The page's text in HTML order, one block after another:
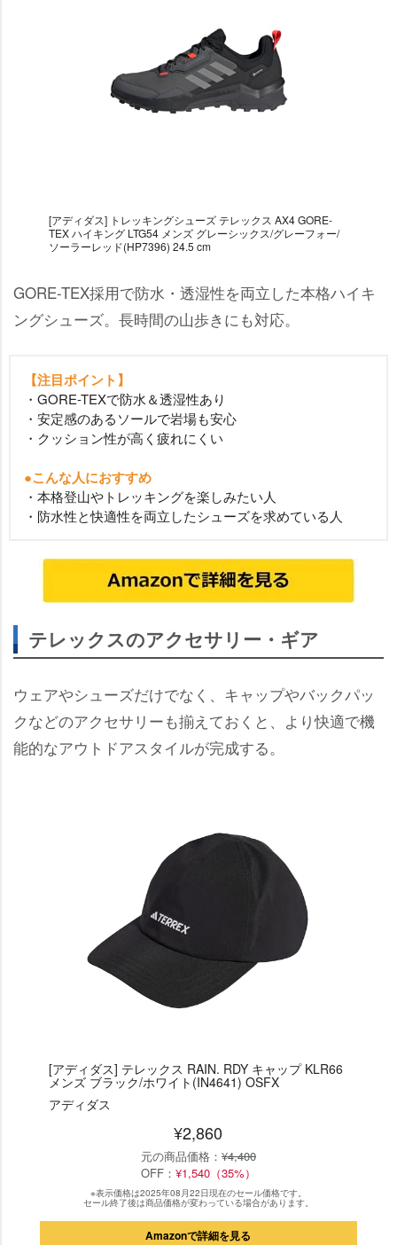
[アディダス] トレッキングシューズ テレックス AX4 GORE-
TEX ハイキング LTG54 メンズ グレーシックス/グレーフォー/
ソーラーレッド(HP7396) 24.5 cm
GORE-TEX採用で防水・透湿性を両立した本格ハイキ
ングシューズ。長時間の山歩きにも対応。
【注目ポイント】
・GORE-TEXで防水＆透湿性あり
・安定感のあるソールで岩場も安心
・クッション性が高く疲れにくい
●こんな人におすすめ
・本格登山やトレッキングを楽しみたい人
・防水性と快適性を両立したシューズを求めている人
テレックスのアクセサリー・ギア
ウェアやシューズだけでなく、キャップやバックパッ
クなどのアクセサリーも揃えておくと、より快適で機
能的なアウトドアスタイルが完成する。
[アディダス] テレックス RAIN. RDY キャップ KLR66
メンズ ブラック/ホワイト(IN4641) OSFX
アディダス
¥2,860
元の商品価格： ¥4,400
OFF： ¥1,540（35%）
※表示価格は2025年08月22日現在のセール価格です。
セール終了後は商品価格が変わっている場合があります。
Amazonで詳細を見る